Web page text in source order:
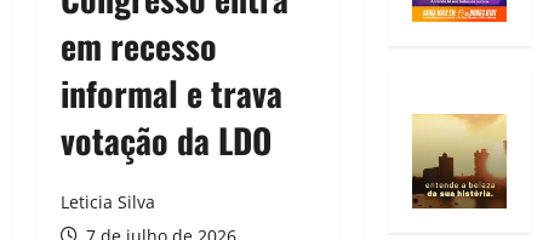
em recesso
informal e trava
votação da LDO
Leticia Silva